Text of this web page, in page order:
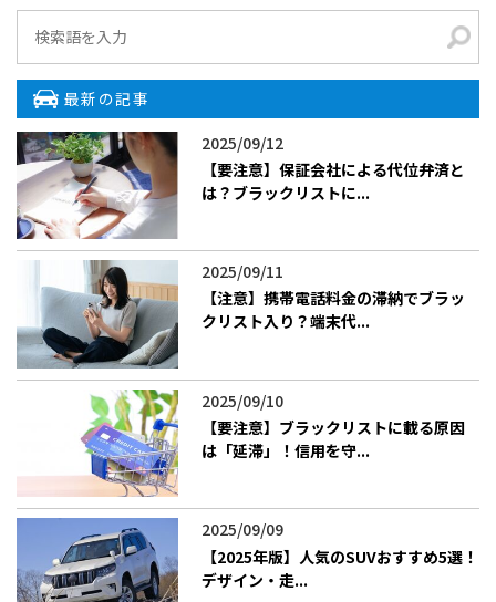
最新の記事
2025/09/12
【要注意】保証会社による代位弁済と
は？ブラックリストに...
2025/09/11
【注意】携帯電話料金の滞納でブラッ
クリスト入り？端末代...
2025/09/10
【要注意】ブラックリストに載る原因
は「延滞」！信用を守...
2025/09/09
【2025年版】人気のSUVおすすめ5選！
デザイン・走...